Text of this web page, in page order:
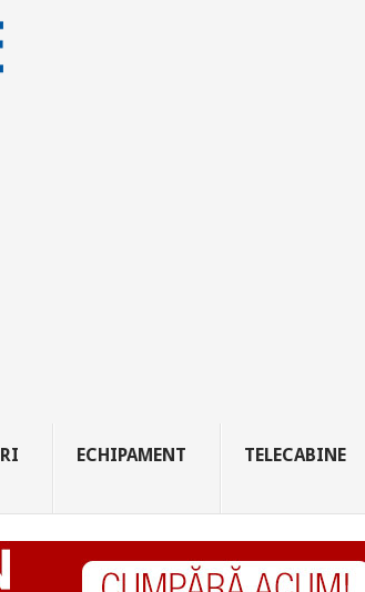
ECHIPAMENT TELECABINE